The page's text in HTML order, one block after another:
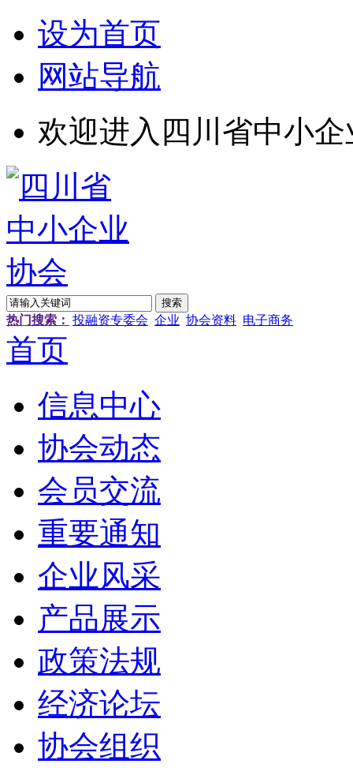
设为首页
网站导航
欢迎进入四川省中小
热门搜索： 投融资专委会 企业 协会资料 电子商务
首页
信息中心
协会动态
会员交流
重要通知
企业风采
产品展示
政策法规
经济论坛
协会组织